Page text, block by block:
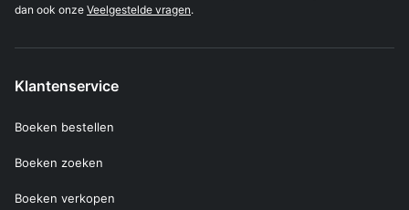
dan ook onze Veelgestelde vragen.
Klantenservice
Boeken bestellen
Boeken zoeken
Boeken verkopen